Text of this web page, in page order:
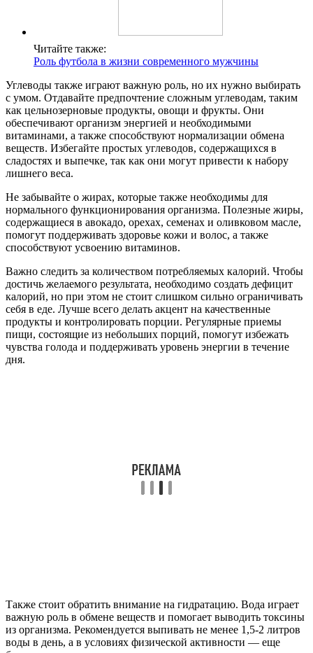
Читайте также:
Роль футбола в жизни современного мужчины
Углеводы также играют важную роль, но их нужно выбирать
с умом. Отдавайте предпочтение сложным углеводам, таким
как цельнозерновые продукты, овощи и фрукты. Они
обеспечивают организм энергией и необходимыми
витаминами, а также способствуют нормализации обмена
веществ. Избегайте простых углеводов, содержащихся в
сладостях и выпечке, так как они могут привести к набору
лишнего веса.
Не забывайте о жирах, которые также необходимы для
нормального функционирования организма. Полезные жиры,
содержащиеся в авокадо, орехах, семенах и оливковом масле,
помогут поддерживать здоровье кожи и волос, а также
способствуют усвоению витаминов.
Важно следить за количеством потребляемых калорий. Чтобы
достичь желаемого результата, необходимо создать дефицит
калорий, но при этом не стоит слишком сильно ограничивать
себя в еде. Лучше всего делать акцент на качественные
продукты и контролировать порции. Регулярные приемы
пищи, состоящие из небольших порций, помогут избежать
чувства голода и поддерживать уровень энергии в течение
дня.
Также стоит обратить внимание на гидратацию. Вода играет
важную роль в обмене веществ и помогает выводить токсины
из организма. Рекомендуется выпивать не менее 1,5-2 литров
воды в день, а в условиях физической активности — еще